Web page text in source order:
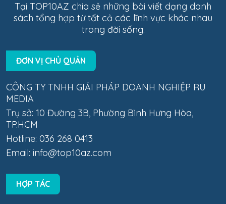
Tại TOP10AZ chia sẻ những bài viết dạng danh
sách tổng hợp từ tất cả các lĩnh vực khác nhau
trong đời sống.
ĐƠN VỊ CHỦ QUẢN
CÔNG TY TNHH GIẢI PHÁP DOANH NGHIỆP RU
MEDIA
Trụ sở: 10 Đường 3B, Phường Bình Hưng Hòa,
TP.HCM
Hotline: 036 268 0413
Email: info@top10az.com
HỢP TÁC